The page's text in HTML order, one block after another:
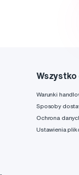
Wszystko
Warunki
Sposoby
Ochrona
Ustawienia